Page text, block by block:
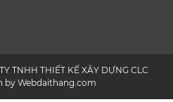
TNHH THIẾT KẾ XÂY DỰNG CLC
by Webdaithang.com